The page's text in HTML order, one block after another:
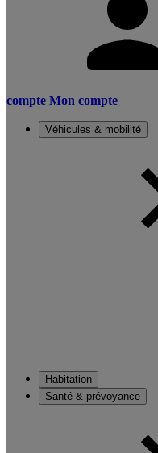
compte Mon compte
Véhicules & mobilité
Habitation
Santé & prévoyance